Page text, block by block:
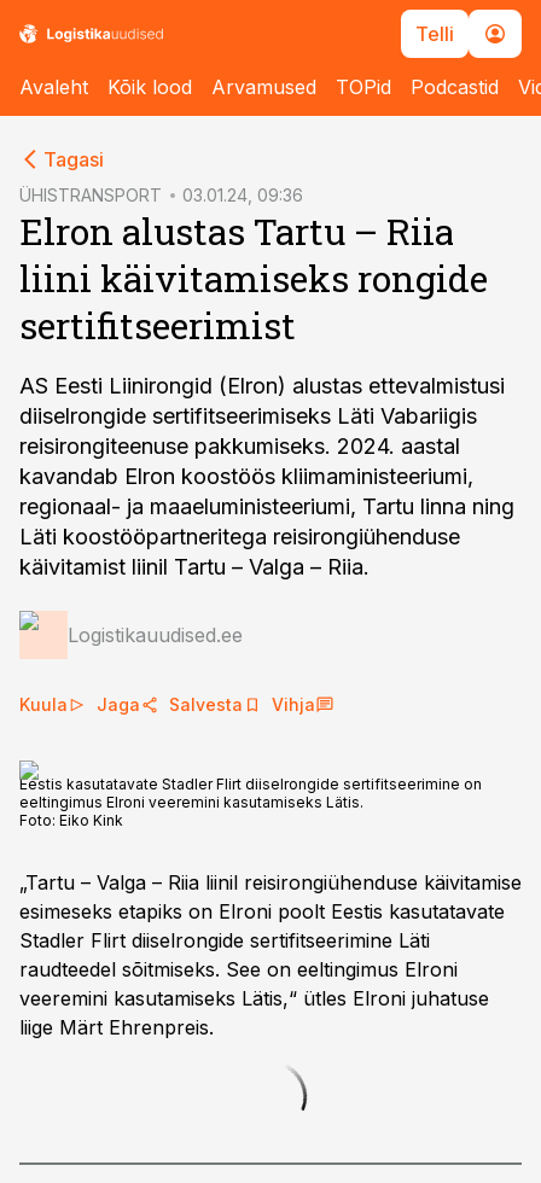
Telli
Avaleht Kõik lood Arvamused TOPid Podcastid
Tagasi
ÜHISTRANSPORT 03.01.24, 09:36
Elron alustas Tartu – Riia
liini käivitamiseks rongide
sertifitseerimist
AS Eesti Liinirongid (Elron) alustas ettevalmistusi
diiselrongide sertifitseerimiseks Läti Vabariigis
reisirongiteenuse pakkumiseks. 2024. aastal
kavandab Elron koostöös kliimaministeeriumi,
regionaal- ja maaeluministeeriumi, Tartu linna ning
Läti koostööpartneritega reisirongiühenduse
käivitamist liinil Tartu – Valga – Riia.
Logistikauudised.ee
Kuula Jaga Salvesta Vihja
Eestis kasutatavate Stadler Flirt diiselrongide sertifitseerimine on
eeltingimus Elroni veeremini kasutamiseks Lätis.
Foto: Eiko Kink
„Tartu – Valga – Riia liinil reisirongiühenduse käivitamise
esimeseks etapiks on Elroni poolt Eestis kasutatavate
Stadler Flirt diiselrongide sertifitseerimine Läti
raudteedel sõitmiseks. See on eeltingimus Elroni
veeremini kasutamiseks Lätis,“ ütles Elroni juhatuse
liige Märt Ehrenpreis.